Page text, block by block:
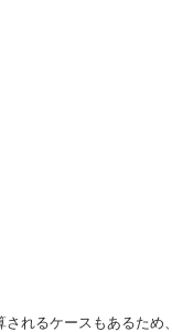
れるケースもあるため、